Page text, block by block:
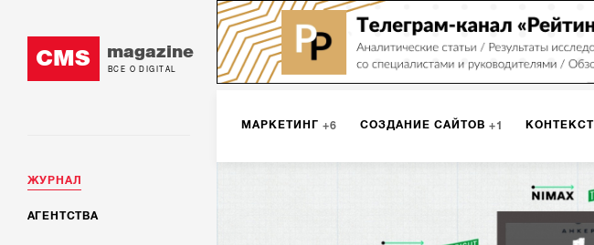
CMS magazine
ВСЕ О DIGITAL
ЖУРНАЛ
АГЕНТСТВА
МАРКЕТИНГ 6 СОЗДАНИЕ САЙТОВ 1